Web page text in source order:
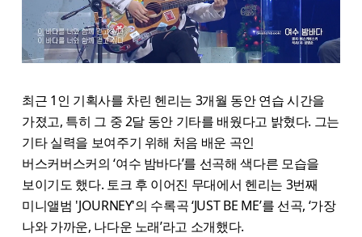
최근 1인 기획사를 차린 헨리는 3개월 동안 연습 시간을
가졌고, 특히 그 중 2달 동안 기타를 배웠다고 밝혔다. 그는
기타 실력을 보여주기 위해 처음 배운 곡인
버스커버스커의 ‘여수 밤바다’를 선곡해 색다른 모습을
보이기도 했다. 토크 후 이어진 무대에서 헨리는 3번째
미니앨범 'JOURNEY'의 수록곡 ‘JUST BE ME’를 선곡, ‘가장
나와 가까운, 나다운 노래’라고 소개했다.